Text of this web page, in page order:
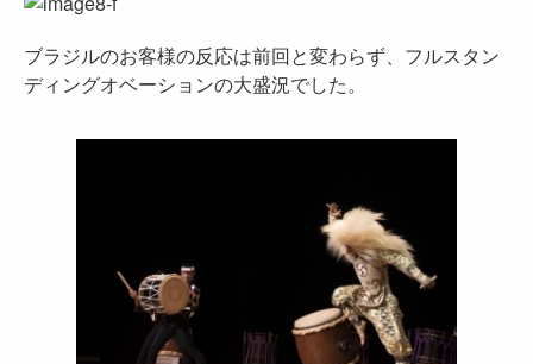
ブラジルのお客様の反応は前回と変わらず、フルスタン
ディングオベーションの大盛況でした。